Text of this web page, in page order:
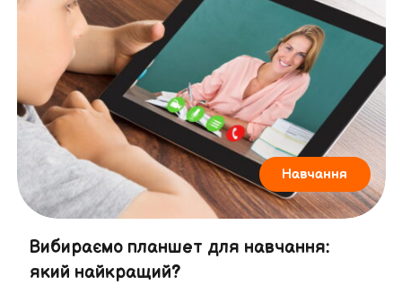
Навчання
Вибираємо планшет для навчання:
який найкращий?